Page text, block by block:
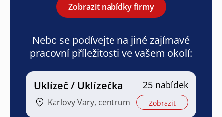
Zobrazit nabídky firmy
Nebo se podívejte na jiné zajímavé
pracovní příležitosti ve vašem okolí:
Uklízeč / Uklízečka
Karlovy Vary, centrum
25 nabídek
Zobrazit